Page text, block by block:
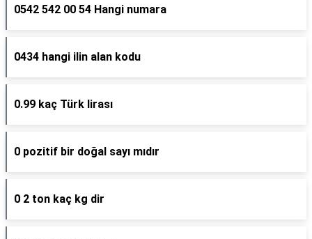
0542 542 00 54 Hangi numara
0434 hangi ilin alan kodu
0.99 kaç Türk lirası
0 pozitif bir doğal sayı mıdır
0 2 ton kaç kg dir